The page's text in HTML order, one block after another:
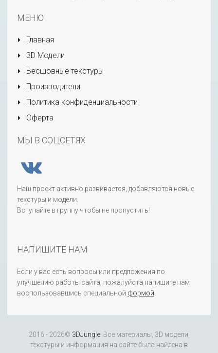
МЕНЮ
Главная
3D Модели
Бесшовные текстуры
Производители
Политика конфиденциальности
Оферта
МЫ В СОЦСЕТЯХ
Наш проект активно развивается, добавляются новые
текстуры и модели.
Вступайте в группу чтобы не пропустить!
НАПИШИТЕ НАМ
Если у вас есть вопросы или предложения по
улучшению работы сайта, пожалуйста напишите нам
воспользовавшись специальной формой
2016 - 2026© 3DJungle. Все материалы, 3D модели,
текстуры и информация на сайте была найдена в